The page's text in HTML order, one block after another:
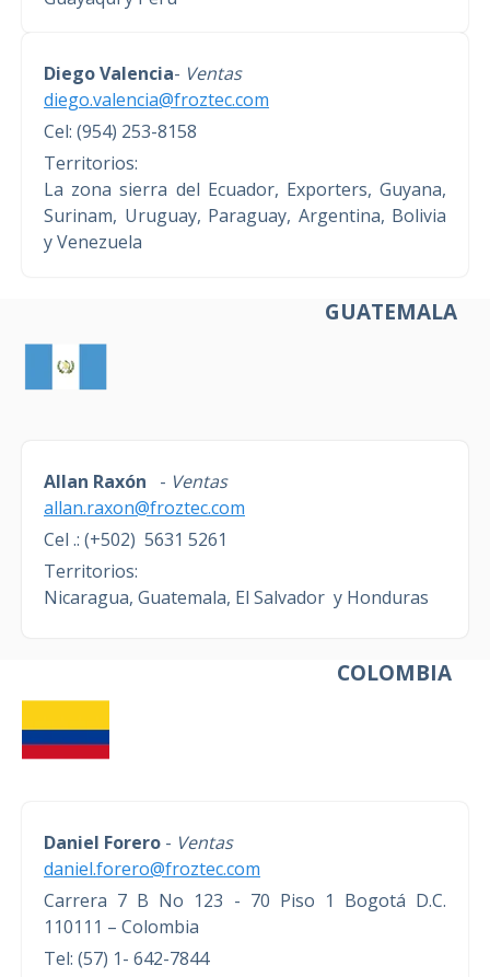
Diego Valencia- Ventas
diego.valencia@froztec.com
Cel: (954) 253-8158
Territorios:
La zona sierra del Ecuador, Exporters, Guyana,
Surinam, Uruguay, Paraguay, Argentina, Bolivia
y Venezuela
GUATEMALA
Allan Raxón - Ventas
allan.raxon@froztec.com
Cel .: (+502) 5631 5261
Territorios:
Nicaragua, Guatemala, El Salvador y Honduras
COLOMBIA
Daniel Forero - Ventas
daniel.forero@froztec.com
Carrera 7 B No 123 - 70 Piso 1 Bogotá D.C.
110111 – Colombia
Tel: (57) 1- 642-7844